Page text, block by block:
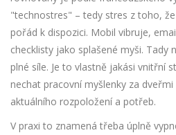
"technostres" – tedy stres z toho,
pořád k dispozici. Mobil vibruje,
checklisty jako splašené myši. Tady
plné síle. Je to vlastně jakási vnitřní
nechat pracovní myšlenky za
aktuálního rozpoložení a potřeb.
V praxi to znamená třeba úplně